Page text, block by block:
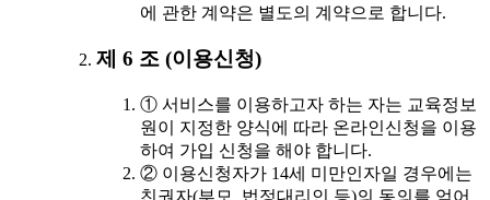
에 관한 계약은 별도의 계약으로 합니다.
제 6 조 (이용신청)
① 서비스를 이용하고자 하는 자는 교육정보
원이 지정한 양식에 따라 온라인신청을 이용
하여 가입 신청을 해야 합니다.
② 이용신청자가 14세 미만인자일 경우에는